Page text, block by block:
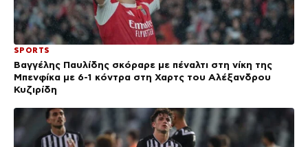
SPORTS
Βαγγέλης Παυλίδης σκόραρε με πέναλτι στη νίκη της
Μπενφίκα με 6-1 κόντρα στη Χαρτς του Αλέξανδρου
Κυζιρίδη